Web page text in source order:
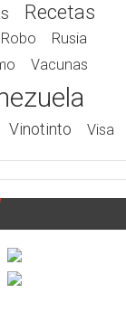
Recetas
Robo Rusia
Vacunas
Vinotinto Visa